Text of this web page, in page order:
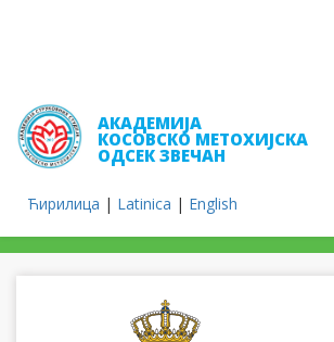
АКАДЕМИЈА
КОСОВСКО МЕТОХИЈСКА
ОДСЕК ЗВЕЧАН
Ћирилица | Latinica | English